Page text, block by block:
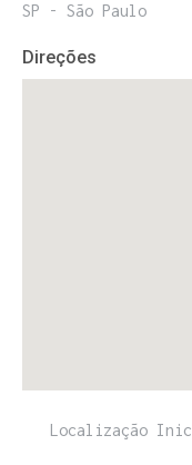
SP - São Paulo
Direções